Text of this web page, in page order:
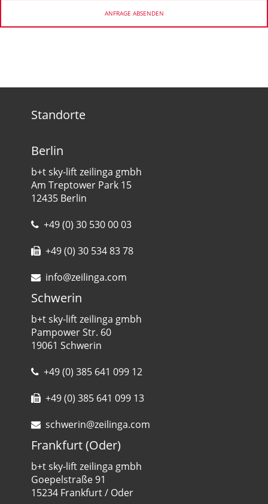
Standorte
Berlin
b+t sky-lift zeilinga gmbh
Am Treptower Park 15
12435 Berlin
+49 (0) 30 530 00 03
+49 (0) 30 534 83 78
info@zeilinga.com
Schwerin
b+t sky-lift zeilinga gmbh
Pampower Str. 60
19061 Schwerin
+49 (0) 385 641 099 12
+49 (0) 385 641 099 13
schwerin@zeilinga.com
Frankfurt (Oder)
b+t sky-lift zeilinga gmbh
Goepelstraße 91
15234 Frankfurt / Oder